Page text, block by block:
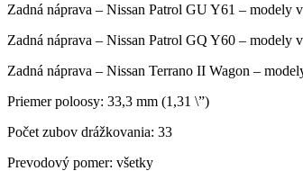
Zadná náprava – Nissan Patrol GU Y61 – modely
Zadná náprava – Nissan Patrol GQ Y60 – modely
Zadná náprava – Nissan Terrano II Wagon –
Priemer poloosy: 33,3 mm (1,31 \”)
Počet zubov drážkovania: 33
Prevodový pomer: všetky